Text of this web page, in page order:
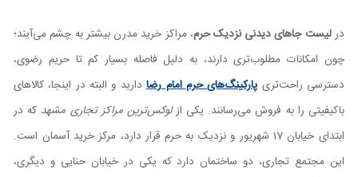
درلیست جاهای دیدنی نزدیک حرم، مراکز خرید مدرن بیشتر به چشم می‌آیند؛
چون امکانات مطلوب‌تری دارند، به دلیل فاصله بسیار کم تا حریم رضوی،
دسترسی راحت‌تری پارکینگ‌های حرم امام رضادارید و البته در اینجا، کالاهای
باکیفیتی را به فروش می‌رسانند. یکی ازلوکس‌ترین مراکز تجاری مشهد که در
ابتدای خیابان 17 شهریور و نزدیک به حرم قرار دارد، مرکز خرید آسمان است.
این مجتمع تجاری، دو ساختمان دارد که یکی در خیابان حنایی و دیگری،